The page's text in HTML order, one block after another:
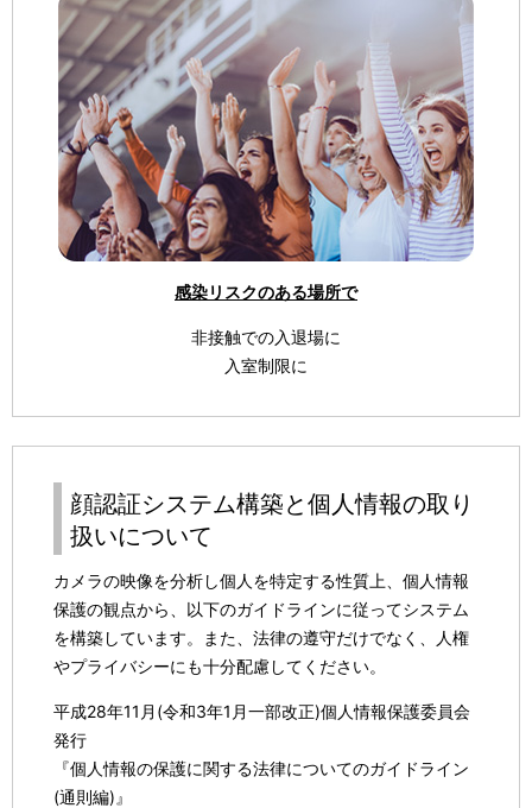
感染リスクのある場所で
非接触での入退場に
入室制限に
顔認証システム構築と個人情報の取り
扱いについて
カメラの映像を分析し個人を特定する性質上、個人情報
保護の観点から、以下のガイドラインに従ってシステム
を構築しています。また、法律の遵守だけでなく、人権
やプライバシーにも十分配慮してください。
平成28年11月(令和3年1月一部改正)個人情報保護委員会
発行
『個人情報の保護に関する法律についてのガイドライン
(通則編)』